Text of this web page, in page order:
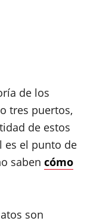
de los
tres puertos,
de estos
es el punto de
saben cómo
son